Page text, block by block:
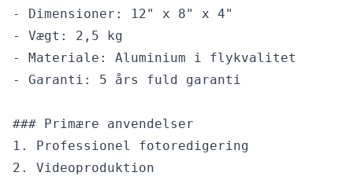
- Dimensioner: 12" x 8" x 4"
- Vægt: 2,5 kg
- Materiale: Aluminium i flykvalitet
- Garanti: 5 års fuld garanti
### Primære anvendelser
1. Professionel fotoredigering
2. Videoproduktion